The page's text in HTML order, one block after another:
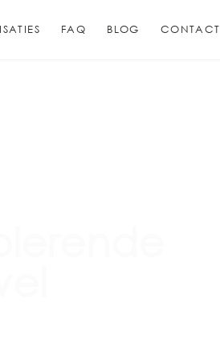
FAQ BLOG CONTACT